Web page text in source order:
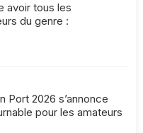
avoir tous les
du genre :
Port 2026 s’annonce
pour les amateurs